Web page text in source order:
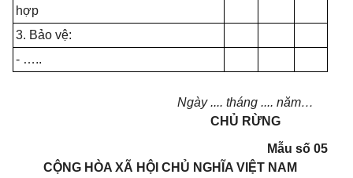
hợp
3. Bảo vệ:
- …..
Ngày .... tháng .... năm…
CHỦ RỪNG
Mẫu số 05
CỘNG HÒA XÃ HỘI CHỦ NGHĨA VIỆT NAM